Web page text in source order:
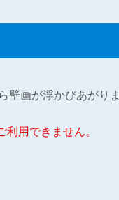
壁画が浮かびあがりま
用できません。